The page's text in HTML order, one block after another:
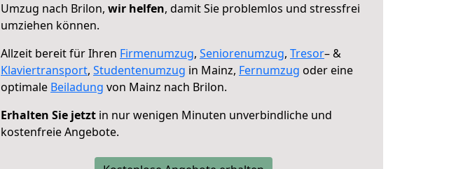
Umzug nach Brilon, wir helfen, damit Sie problemlos und stressfrei
umziehen können.
Allzeit bereit für Ihren Firmenumzug, Seniorenumzug, Tresor– &
Klaviertransport, Studentenumzug in Mainz, Fernumzug oder eine
optimale Beiladung von Mainz nach Brilon.
Erhalten Sie jetzt in nur wenigen Minuten unverbindliche und
kostenfreie Angebote.